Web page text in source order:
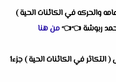
والحركه في الكائنات الحية )
ربوشة👈
👈من هنا
امتحان الكتروني أحياء درس ( التكاثر في الكائنات الحية ) جزء1